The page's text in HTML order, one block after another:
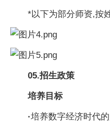
*以下为部分师资,按
05.招生政策
培养目标
·培养数字经济时代